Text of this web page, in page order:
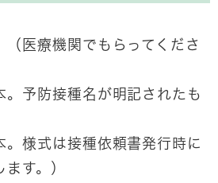
医療機関でもらってくださ
予防接種名が明記されたも
。様式は接種依頼書発行時に
す。）